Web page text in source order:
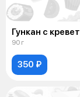
Гункан с
90 г
350 ₽